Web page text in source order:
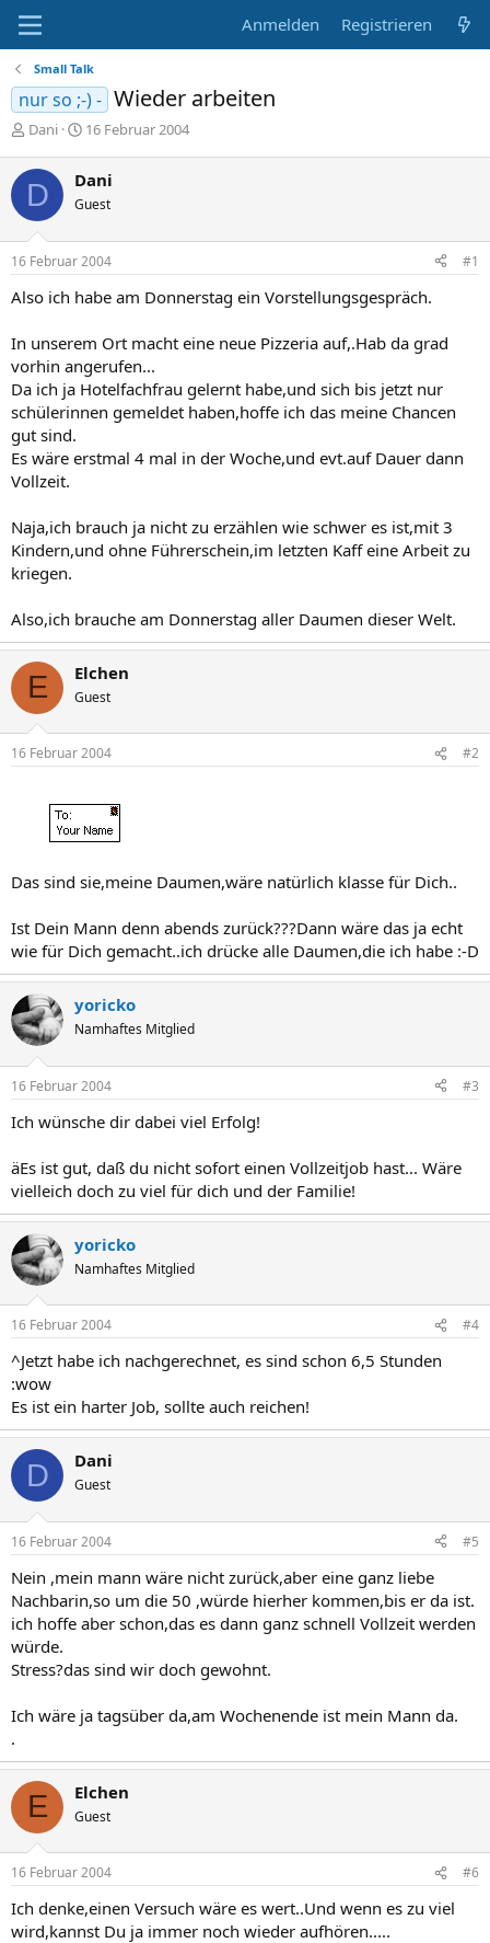
Anmelden Registrieren
Small Talk
nur so ;-) - Wieder arbeiten
E
s
t
e
l
l
e
Dani
E
t
e
l
t
m
16 Februar 2004
D Dani
Guest
16 Februar 2004 #1
Also ich habe am Donnerstag ein Vorstellungsgespräch.
In unserem Ort macht eine neue Pizzeria auf,.Hab da grad
vorhin angerufen...
Da ich ja Hotelfachfrau gelernt habe,und sich bis jetzt nur
schülerinnen gemeldet haben,hoffe ich das meine Chancen
gut sind.
Es wäre erstmal 4 mal in der Woche,und evt.auf Dauer dann
Vollzeit.
Naja,ich brauch ja nicht zu erzählen wie schwer es ist,mit 3
Kindern,und ohne Führerschein,im letzten Kaff eine Arbeit zu
kriegen.
Also,ich brauche am Donnerstag aller Daumen dieser Welt.
E Elchen
Guest
16 Februar 2004 #2
Das sind sie,meine Daumen,wäre natürlich klasse für Dich..
Ist Dein Mann denn abends zurück???Dann wäre das ja echt
wie für Dich gemacht..ich drücke alle Daumen,die ich habe :-D
yoricko
Namhaftes Mitglied
16 Februar 2004 #3
Ich wünsche dir dabei viel Erfolg!
äEs ist gut, daß du nicht sofort einen Vollzeitjob hast... Wäre
vielleich doch zu viel für dich und der Familie!
yoricko
Namhaftes Mitglied
16 Februar 2004 #4
^Jetzt habe ich nachgerechnet, es sind schon 6,5 Stunden
:wow
Es ist ein harter Job, sollte auch reichen!
D Dani
Guest
16 Februar 2004 #5
Nein ,mein mann wäre nicht zurück,aber eine ganz liebe
Nachbarin,so um die 50 ,würde hierher kommen,bis er da ist.
ich hoffe aber schon,das es dann ganz schnell Vollzeit werden
würde.
Stress?das sind wir doch gewohnt.
Ich wäre ja tagsüber da,am Wochenende ist mein Mann da.
.
E Elchen
Guest
16 Februar 2004 #6
Ich denke,einen Versuch wäre es wert..Und wenn es zu viel
wird,kannst Du ja immer noch wieder aufhören.....